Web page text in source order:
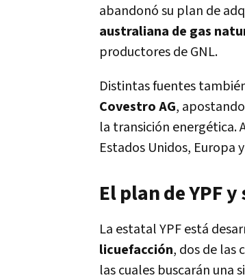
abandonó su plan de
australiana de gas
productores de GNL.
Distintas fuentes
Covestro AG,
la transición energética.
Estados Unidos, Europa
El plan de YPF
La estatal YPF está
licuefacción, dos de las
las cuales buscarán una